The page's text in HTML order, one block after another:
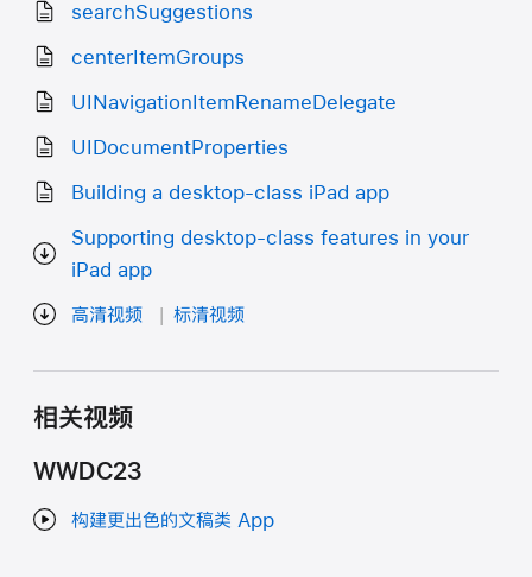
searchSuggestions
centerItemGroups
UINavigationItemRenameDelegate
UIDocumentProperties
Building a desktop-class iPad app
Supporting desktop-class features in your
iPad app
高清视频 标清视频
相关视频
WWDC23
构建更出色的文稿类 App